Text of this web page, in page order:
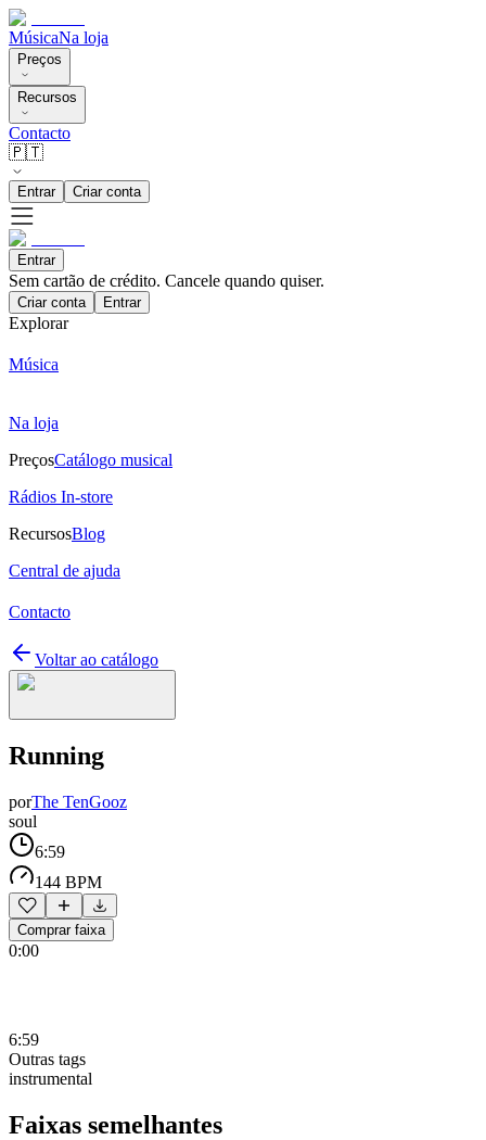
MúsicaNa loja
Preços
Recursos
Contacto
🇵🇹
Entrar Criar conta
Entrar
Sem cartão de crédito. Cancele quando quiser.
Criar conta Entrar
Explorar
Música
Na loja
PreçosCatálogo musical
Rádios In-store
RecursosBlog
Central de ajuda
Contacto
Voltar ao catálogo
Running
porThe TenGooz
soul
6:59
144 BPM
Comprar faixa
0:00
6:59
Outras tags
instrumental
Faixas semelhantes